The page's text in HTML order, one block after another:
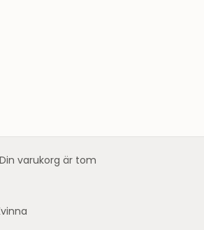
Din varukorg är tom